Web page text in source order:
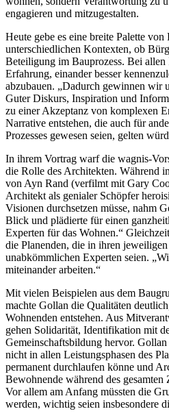
engagieren und mitzugestalten.
Heute gebe es eine breite Palette
unterschiedlichen Kontexten, ob
Beteiligung im Bauprozess. Bei allen
Erfahrung, einander besser
abzubauen. „Dadurch gewinnen wir
Guter Diskurs, Inspiration und
zu einer Akzeptanz von komplexen
Narrative entstehen, die auch für
Prozesses gewesen seien, gelten
In ihrem Vortrag warf die wagnis-
die Rolle des Architekten. Während
von Ayn Rand (verfilmt mit Gary
Architekt als genialer Schöpfer
Visionen durchsetzen müsse, nahm
Blick und plädierte für einen
Experten für das Wohnen.“
die Planenden, die in ihren
unabkömmlichen Experten seien.
miteinander arbeiten.“
Mit vielen Beispielen aus dem
machte Gollan die Qualitäten
Wohnenden entstehen. Aus
gehen Solidarität, Identifikation mit
Gemeinschaftsbildung hervor.
nicht in allen Leistungsphasen des
permanent durchlaufen könne und
Bewohnende während des gesamten
Vor allem am Anfang müssten die
werden, wichtig seien insbesondere